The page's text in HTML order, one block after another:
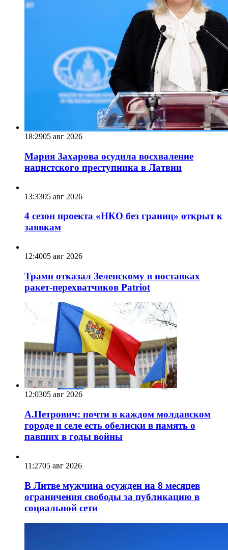
18:2905 авг 2026
Мария Захарова осудила восхваление
нацистского преступника в Латвии
13:3305 авг 2026
4 сезон проекта «НКО без границ» открыт к
заявкам
12:4005 авг 2026
Трамп отказал Зеленскому в поставках
ракет-перехватчиков Patriot
12:0305 авг 2026
А.Петрович: почти в каждом молдавском
городе и селе есть обелиски в память о
павших в годы войны
11:2705 авг 2026
В Литве мужчина осужден на 8 месяцев
ограничения свободы за публикацию в
социальной сети